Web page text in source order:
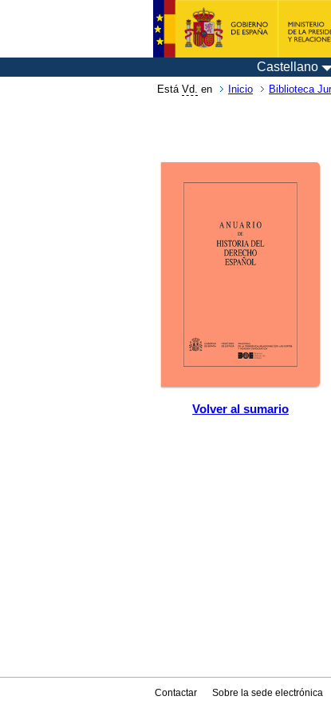
Castellano
Está Vd. en Inicio Biblioteca
Volver al sumario
Contactar Sobre la sede electrónica